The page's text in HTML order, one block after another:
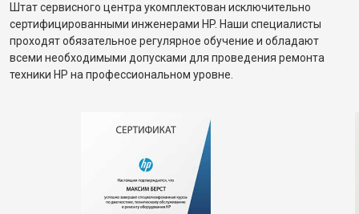
Штат сервисного центра укомплектован исключительно
сертифицированными инженерами HP. Наши специалисты
проходят обязательное регулярное обучение и обладают
всеми необходимыми допусками для проведения ремонта
техники HP на профессиональном уровне.